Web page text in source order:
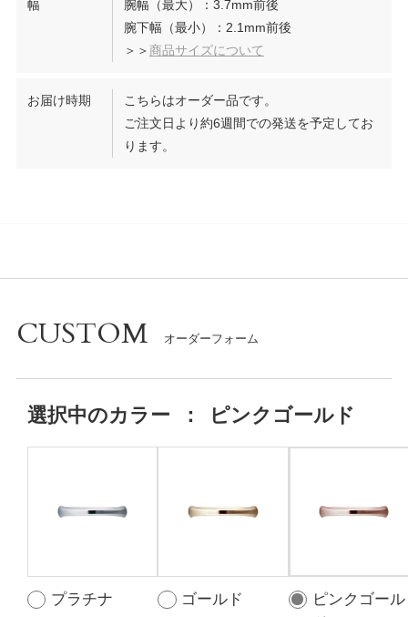
幅
腕幅（最大）：3.7mm前後
腕下幅（最小）：2.1mm前後
＞＞商品サイズについて
お届け時期
こちらはオーダー品です。
ご注文日より約6週間での発送を予定してお
ります。
CUSTOM
選択中のカラー ： ピンクゴールド
プラチナ ゴールド
ピンクゴール